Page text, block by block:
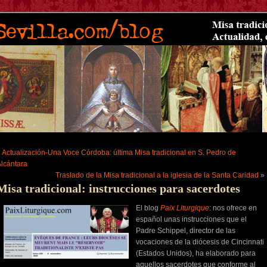
Actualización-Una Voce Córdoba: última Misa tradicional en S. Pedro de
Traslado de la Misa tradicional a la iglesia de la Santa Caridad »
tradicional: instrucciones para sacerdotes
El blog Paix Liturgique: nos ofrece en
español unas instrucciones que el
Padre Schippel, director de las
vocaciones de la diócesis de Cincinnati
(Estados Unidos), ha elaborado para
aquellos sacerdotes que conforme al